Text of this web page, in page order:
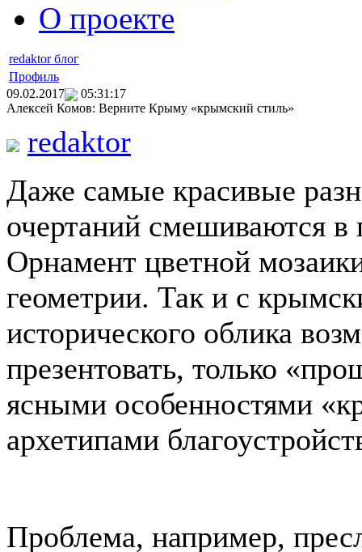
О проекте
redaktor блог
Профиль
09.02.2017
05:31:17
Алексей Комов: Верните Крыму «крымский стиль»
redaktor
Даже самые красивые
очертаний смешиваются в
Орнамент цветной
геометрии. Так и с
исторического облика
презентовать, только
ясными особенностями
архетипами
Проблема, например,